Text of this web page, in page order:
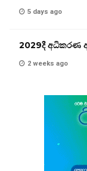
5 days ago
2029දී අධිකරණ
2 weeks ago